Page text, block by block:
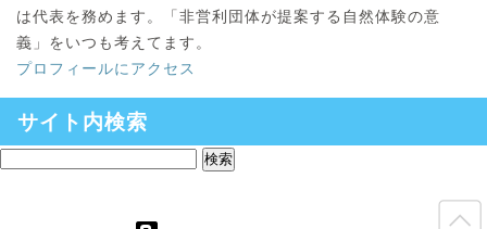
は代表を務めます。「非営利団体が提案する自然体験の意
義」をいつも考えてます。
プロフィールにアクセス
サイト内検索